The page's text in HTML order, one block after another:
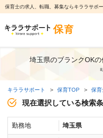
保育士の求人、転職、募集ならキララサポ
埼玉県のブランクOK
8
キララサポート 保育TOP 保育
現在選択している検索
勤務地 埼玉県